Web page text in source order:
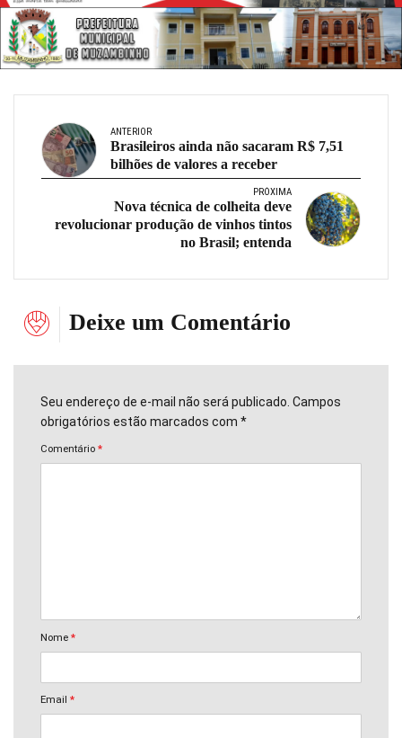
ANTERIOR
Brasileiros ainda não sacaram R$ 7,51
bilhões de valores a receber
PRÓXIMA
Nova técnica de colheita deve
revolucionar produção de vinhos tintos
no Brasil; entenda
Deixe um Comentário
Seu endereço de e-mail não será publicado. Campos
obrigatórios estão marcados com *
Comentário *
Nome *
Email *